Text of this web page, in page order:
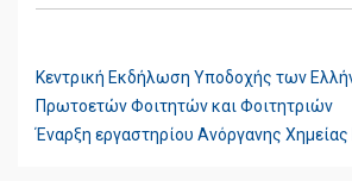
ΠΛΟΉΓΗΣΗ
ΆΡΘΡΩΝ
Κεντρική Εκδήλωση Υποδοχής των
Πρωτοετών Φοιτητών και Φοιτητριών
Έναρξη εργαστηρίου Ανόργανης Χημείας Ι